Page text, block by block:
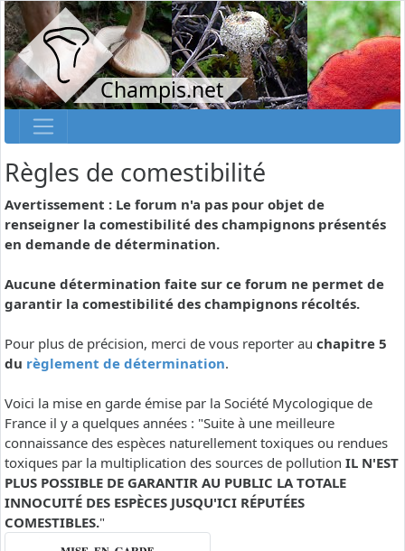
Champis.net
Règles de comestibilité
Avertissement : Le forum n'a pas pour objet de
renseigner la comestibilité des champignons présentés
en demande de détermination.
Aucune détermination faite sur ce forum ne permet de
garantir la comestibilité des champignons récoltés.
Pour plus de précision, merci de vous reporter au chapitre 5
du règlement de détermination.
Voici la mise en garde émise par la Société Mycologique de
France il y a quelques années : "Suite à une meilleure
connaissance des espèces naturellement toxiques ou rendues
toxiques par la multiplication des sources de pollution IL N'EST
PLUS POSSIBLE DE GARANTIR AU PUBLIC LA TOTALE
INNOCUITÉ DES ESPÈCES JUSQU'ICI RÉPUTÉES
COMESTIBLES."